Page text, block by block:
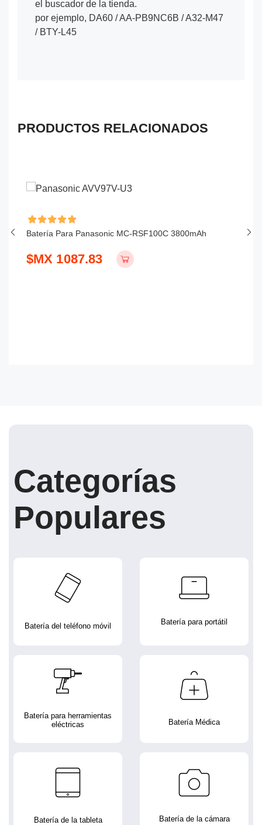
el buscador de la tienda.
por ejemplo, DA60 / AA-PB9NC6B / A32-M47
/ BTY-L45
PRODUCTOS RELACIONADOS
Batería Para Panasonic MC-RSF100C 3800mAh
$MX 1087.83
Categorías
Populares
Batería del teléfono móvil Batería para portátil
Batería para herramientas
eléctricas
Batería Médica
Batería de la tableta Batería de la cámara